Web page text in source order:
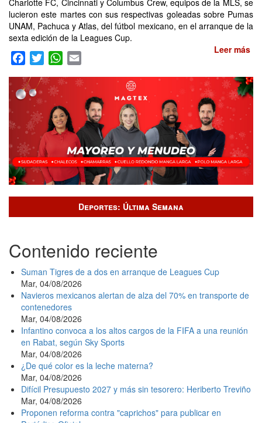
en
Charlotte FC, Cincinnati y Columbus Crew, equipos de la MLS, se
lucieron este martes con sus respectivas goleadas sobre Pumas
UNAM, Pachuca y Atlas, del fútbol mexicano, en el arranque de la
sexta edición de la Leagues Cup.
Leer más
y
se
el
Facebook
TwitterWhatsApp
Deportes: Última Semana
Contenido reciente
Suman Tigres de a dos en arranque de Leagues Cup
Mar, 04/08/2026
Navieros mexicanos alertan de alza del 70% en transporte de
contenedores
Mar, 04/08/2026
Infantino convoca a los altos cargos de la FIFA a una reunión
en Rabat, según Sky Sports
Mar, 04/08/2026
¿De qué color es la leche materna?
Mar, 04/08/2026
Difícil Presupuesto 2027 y más sin tesorero: Heriberto Treviño
Mar, 04/08/2026
Proponen reforma contra "caprichos" para publicar en